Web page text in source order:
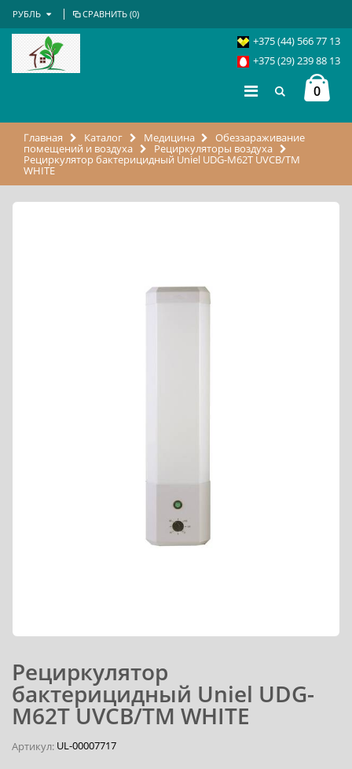
РУБЛЬ СРАВНИТЬ (0)
+375 (44) 566 77 13
+375 (29) 239 88 13
0
Главная Каталог Медицина Обеззараживание
помещений и воздуха Рециркуляторы воздуха
Рециркулятор бактерицидный Uniel UDG-M62T UVCB/TM
WHITE
Рециркулятор
бактерицидный Uniel UDG-
M62T UVCB/TM WHITE
Артикул: UL-00007717